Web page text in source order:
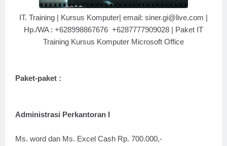
IT. Training | Kursus Komputer| email: siner.gi@live.com |
Hp./WA : +628998867676 +6287777909028 | Paket IT
Training Kursus Komputer Microsoft Office
Paket-paket :
Administrasi Perkantoran I
Ms. word dan Ms. Excel Cash Rp. 700.000,-